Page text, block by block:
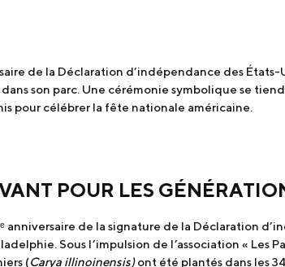
de la Déclaration d’indépendance des
son parc. Une cérémonie symbolique se
pour célébrer la fête nationale américaine.
POUR LES
anniversaire de la signature de la Déclaration
Sous l’impulsion de l’association « Les
(Carya illinoinensis)ont été plantés dans les